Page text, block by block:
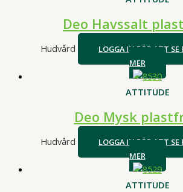
Deo Havssalt
Hudvård LOGGA IN FÖR ATT SE
MER
ATTITUDE
Deo Mysk
Hudvård LOGGA IN FÖR ATT SE
MER
ATTITUDE